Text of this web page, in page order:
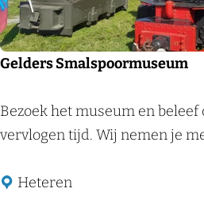
i
e
e
u
m
Gelders Smalspoormuseum
G
e
d
Bezoek het museum en
vervlogen tijd. Wij nemen je
Heteren